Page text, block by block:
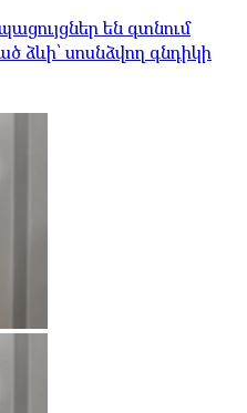
են գտնում
ձևի՝ սոսնձվող գնդիկի